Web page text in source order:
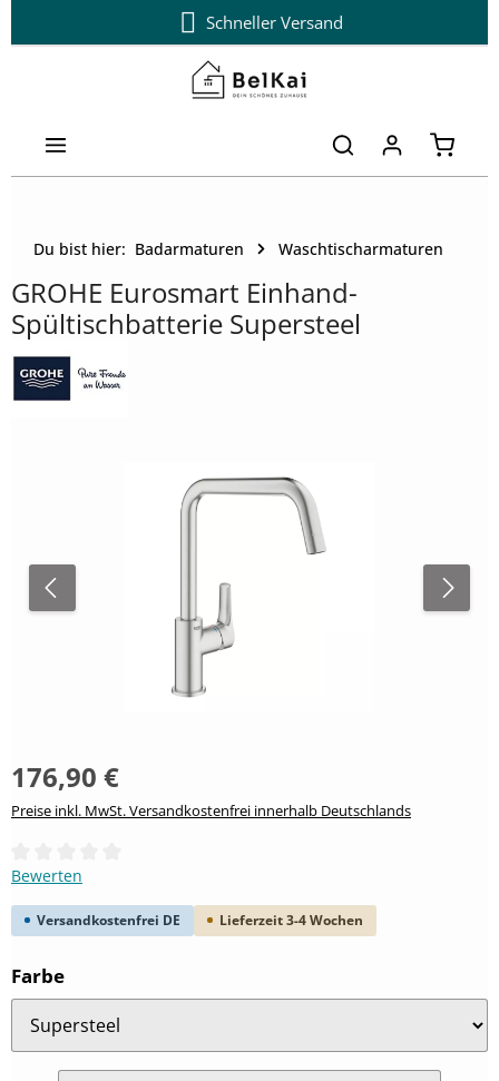
Zum Hauptinhalt springenSchneller Versand
Du bist hier: Badarmaturen Waschtischarmaturen
GROHE Eurosmart Einhand-
Spültischbatterie Supersteel
176,90 €
Preise inkl. MwSt. Versandkostenfrei innerhalb Deutschlands
Durchschnittliche Bewertung von 0 von 5 Sternen
Bewerten
Versandkostenfrei DE Lieferzeit 3-4 Wochen
Farbeauswählen